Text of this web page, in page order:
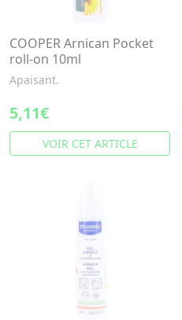
COOPER Arnican Pocket
roll-on 10ml
Apaisant.
5,11€
VOIR CET ARTICLE